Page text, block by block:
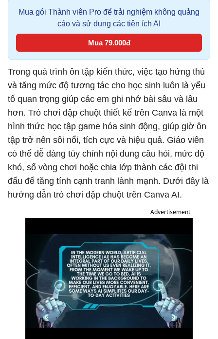
Mua gói Thành viên Pro để trải nghiệm không quảng
cáo và sử dụng các tiện ích AI
Mua 79.000đ
Trong quá trình ôn tập kiến thức, việc tạo hứng thú
và tăng mức độ tương tác cho học sinh luôn là yếu
tố quan trọng giúp các em ghi nhớ bài sâu và lâu
hơn. Trò chơi đập chuột thiết kế trên Canva là một
hình thức học tập game hóa sinh động, giúp giờ ôn
tập trở nên sôi nổi, tích cực và hiệu quả. Giáo viên
có thể dễ dàng tùy chỉnh nội dung câu hỏi, mức độ
khó, số vòng chơi hoặc chia lớp thành các đội thi
đấu để tăng tính cạnh tranh lành mạnh. Dưới đây là
hướng dẫn trò chơi đập chuột trên Canva AI.
Advertisement